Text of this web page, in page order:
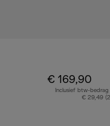
€ 169,90
Inclusief btw-bedrag
€ 29,49